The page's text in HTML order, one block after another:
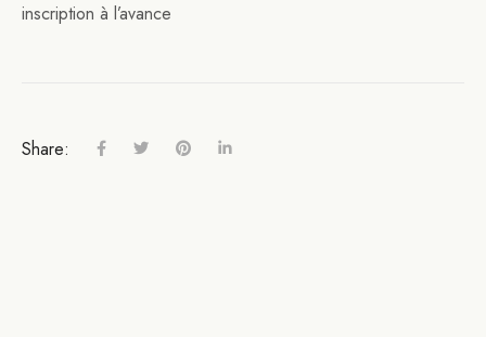
inscription à l’avance
Share: